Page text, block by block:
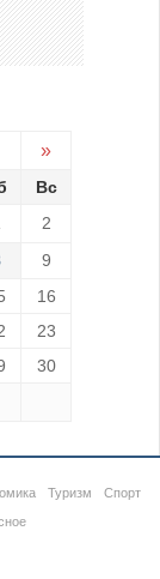
»
Вс
2
9
16
23
30
Туризм
Спорт